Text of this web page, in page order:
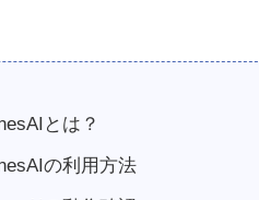
とは？
の利用方法